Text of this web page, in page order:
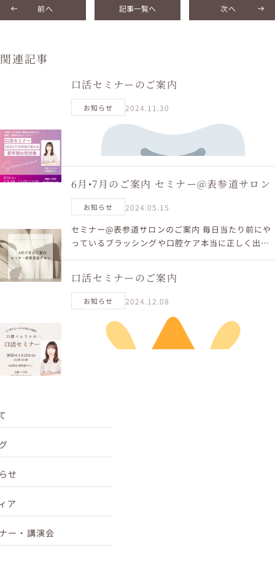
前へ 記事一覧へ 次へ
関連記事
口活セミナーのご案内
お知らせ 2024.11.30
口腔ソムリエの口活セミナー
6月•7月のご案内 セミナー@表参道サロン
お知らせ 2024.05.15
セミナー@表参道サロンのご案内 毎日当たり前にや
っているブラッシングや口腔ケア本当に正しく出来
口腔ソムリ...
口活セミナーのご案内
お知らせ 2024.12.08
せ
ア
ー・講演会